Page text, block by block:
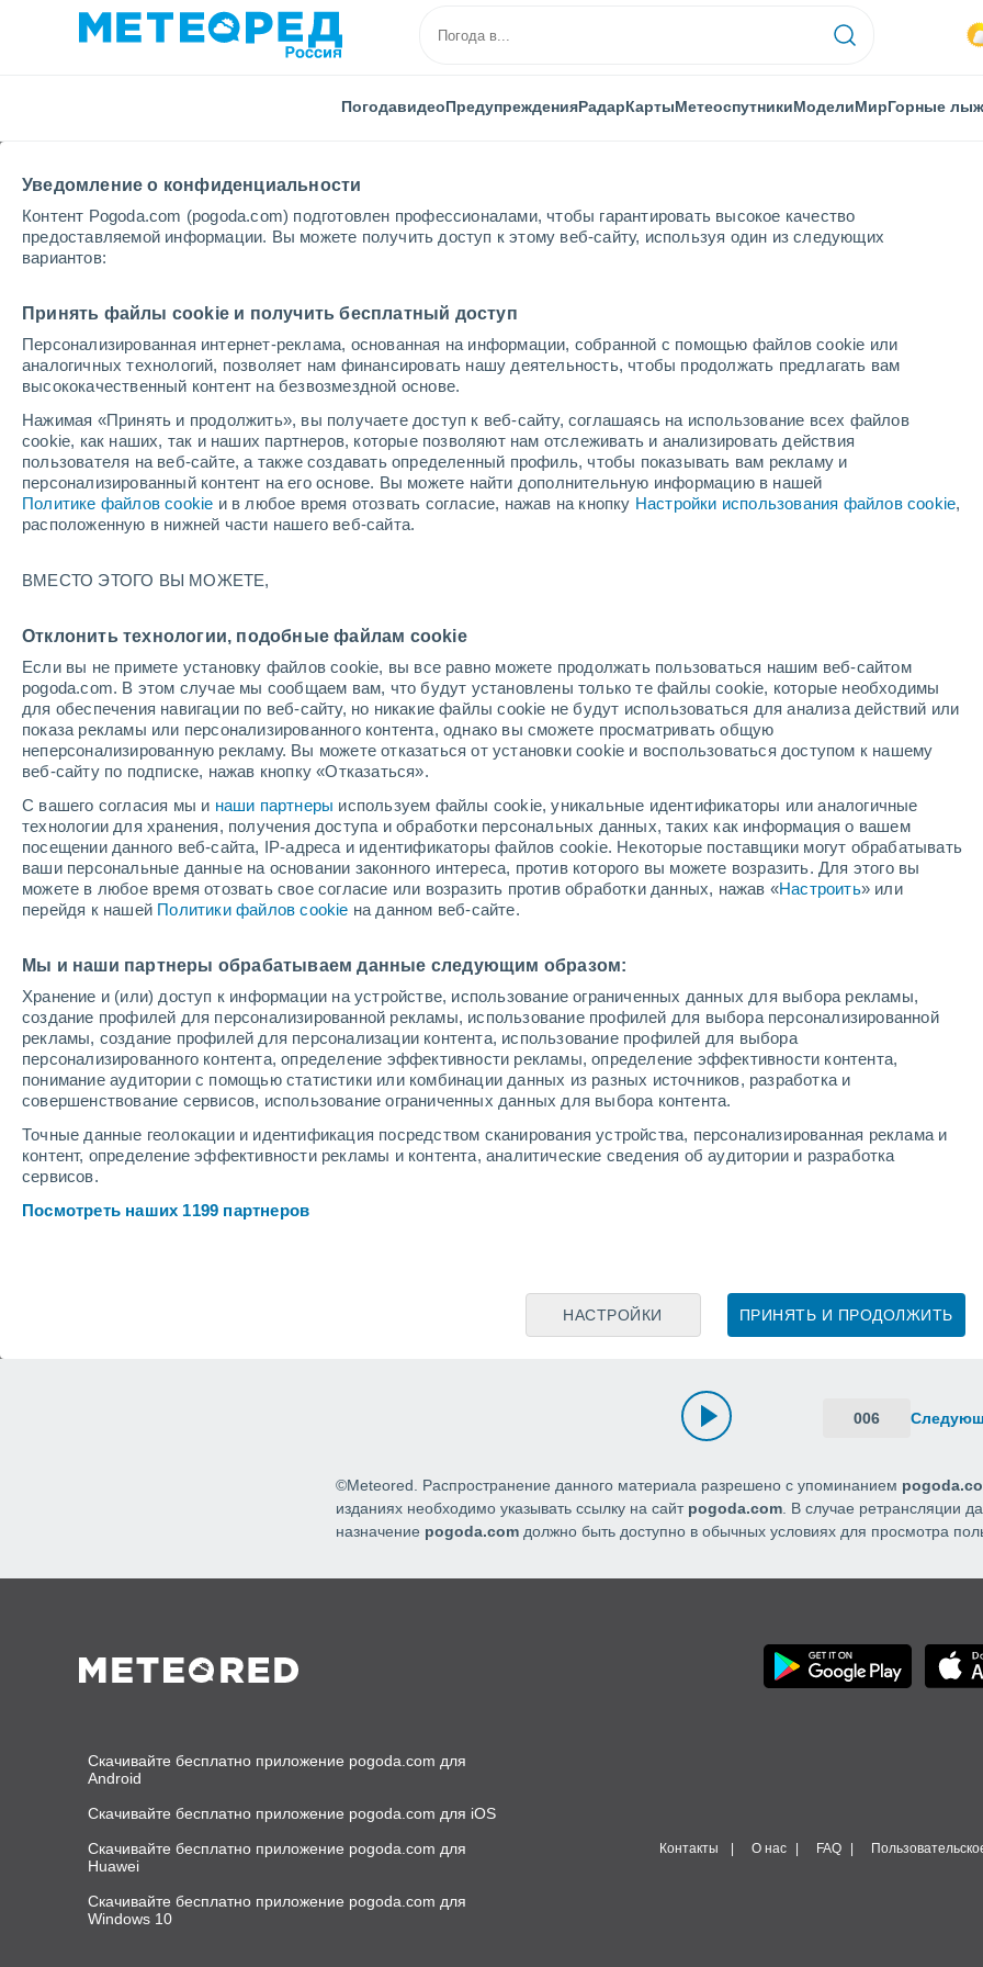
Уведомление о конфиденциальности
Контент Pogoda.com (pogoda.com) подготовлен профессионалами, чтобы гарантировать высокое качество
предоставляемой информации. Вы можете получить доступ к этому веб-сайту, используя один из следующих
вариантов:
Принять файлы cookie и получить бесплатный доступ
Персонализированная интернет-реклама, основанная на информации, собранной с помощью файлов cookie или
аналогичных технологий, позволяет нам финансировать нашу деятельность, чтобы продолжать предлагать вам
высококачественный контент на безвозмездной основе.
Нажимая «Принять и продолжить», вы получаете доступ к веб-сайту, соглашаясь на использование всех файлов
cookie, как наших, так и наших партнеров, которые позволяют нам отслеживать и анализировать действия
пользователя на веб-сайте, а также создавать определенный профиль, чтобы показывать вам рекламу и
персонализированный контент на его основе. Вы можете найти дополнительную информацию в нашей
Политике файлов cookie и в любое время отозвать согласие, нажав на кнопку Настройки использования файлов cookie,
расположенную в нижней части нашего веб-сайта.
ВМЕСТО ЭТОГО ВЫ МОЖЕТЕ,
Отклонить технологии, подобные файлам cookie
Если вы не примете установку файлов cookie, вы все равно можете продолжать пользоваться нашим веб-сайтом
pogoda.com. В этом случае мы сообщаем вам, что будут установлены только те файлы cookie, которые необходимы
для обеспечения навигации по веб-сайту, но никакие файлы cookie не будут использоваться для анализа действий или
показа рекламы или персонализированного контента, однако вы сможете просматривать общую
неперсонализированную рекламу. Вы можете отказаться от установки cookie и воспользоваться доступом к нашему
веб-сайту по подписке, нажав кнопку «Отказаться».
С вашего согласия мы и наши партнеры используем файлы cookie, уникальные идентификаторы или аналогичные
технологии для хранения, получения доступа и обработки персональных данных, таких как информация о вашем
посещении данного веб-сайта, IP-адреса и идентификаторы файлов cookie. Некоторые поставщики могут обрабатывать
ваши персональные данные на основании законного интереса, против которого вы можете возразить. Для этого вы
можете в любое время отозвать свое согласие или возразить против обработки данных, нажав «Настроить» или
перейдя к нашей Политики файлов cookie на данном веб-сайте.
Мы и наши партнеры обрабатываем данные следующим образом:
Хранение и (или) доступ к информации на устройстве, использование ограниченных данных для выбора рекламы,
создание профилей для персонализированной рекламы, использование профилей для выбора персонализированной
рекламы, создание профилей для персонализации контента, использование профилей для выбора
персонализированного контента, определение эффективности рекламы, определение эффективности контента,
понимание аудитории с помощью статистики или комбинации данных из разных источников, разработка и
совершенствование сервисов, использование ограниченных данных для выбора контента.
Точные данные геолокации и идентификация посредством сканирования устройства, персонализированная реклама и
контент, определение эффективности рекламы и контента, аналитические сведения об аудитории и разработка
сервисов.
Посмотреть наших 1199 партнеров
ПРИНЯТЬ И ПРОДОЛЖИТЬ
НАСТРОЙКИ
ПогодавидеоПредупрежденияРадарКартыМетеоспутникиМоделиМирГорные
Главная Модели Модели Бразилия - GFS Южная Америка - Шир.(+10..-30)
Модели числовых прогнозов
ДАВЛЕНИЕ |
ОБЛ. |
ОСАДКИ |
ТОЛЩИНА
ВЫПАВШИЕ
ОСАДКИ
ВЫСОТА
СНЕЖНОГО
ПОКРОВА
ТЕМПЕРАТУРА (2
М)
850 ГПА
ГЕОПОТЕНЦИАЛ
| ТЕМП.
500 ГПА
ГЕОПОТЕНЦИАЛ
| ДАВЛЕНИЕ |
ТЕМП.
10 М, ВЕТЕР |
Шир.(+10..-30)
ECMWF Южная Америка -
Шир.(-25..-50)
GFS Южная Америка -
Шир.(+10..-30)
GFS Южная Америка -
Шир.(-25..-50)
006
©Meteored. Распространение данного материала разрешено с упоминанием
изданиях необходимо указывать ссылку на сайт pogoda.com . В случае ретрансляции
назначение pogoda.com должно быть доступно в обычных условиях для просмотра
Скачивайте бесплатно приложение pogoda.com для
Android
Скачивайте бесплатно приложение pogoda.com для iOS
Скачивайте бесплатно приложение pogoda.com для
Huawei
Скачивайте бесплатно приложение pogoda.com для
Windows 10
Контакты О нас FAQ